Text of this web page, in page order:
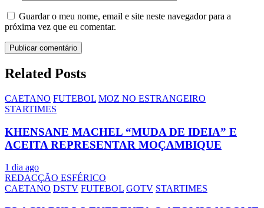
Guardar o meu nome, email e site neste navegador para a
próxima vez que eu comentar.
Related Posts
CAETANO FUTEBOL MOZ NO ESTRANGEIRO
STARTIMES
KHENSANE MACHEL “MUDA DE IDEIA” E
ACEITA REPRESENTAR MOÇAMBIQUE
1 dia ago
REDACÇÃO ESFÉRICO
CAETANO DSTV FUTEBOL GOTV STARTIMES